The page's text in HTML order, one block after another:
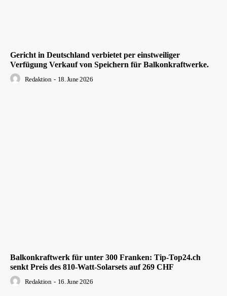
Gericht in Deutschland verbietet per einstweiliger
Verfügung Verkauf von Speichern für Balkonkraftwerke.
Redaktion - 18. June 2026
Balkonkraftwerk für unter 300 Franken: Tip-Top24.ch
senkt Preis des 810-Watt-Solarsets auf 269 CHF
Redaktion - 16. June 2026